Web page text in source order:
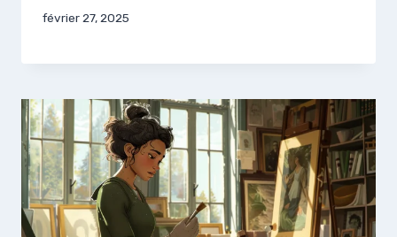
février 27, 2025